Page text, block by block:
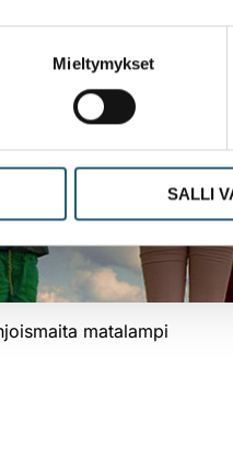
Mieltymykset
SALLI
matalampi